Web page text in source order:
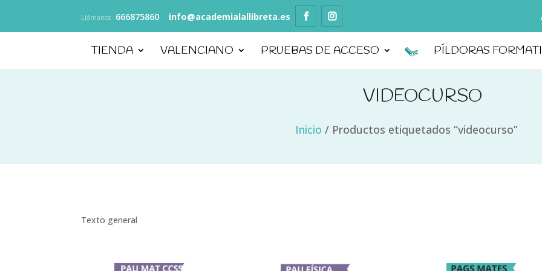
Llámanos 666875860 info@academialallibreta.es
TIENDA VALENCIANO PRUEBAS DE ACCESO PÍLDORAS
VIDEOCURSO
Inicio / Productos etiquetados “videocurso”
Texto general